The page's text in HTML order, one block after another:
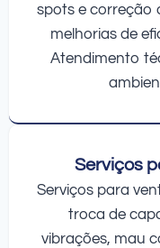
spots e correção
melhorias de
Atendimento
Serviços
Serviços para
troca de
vibrações, mau